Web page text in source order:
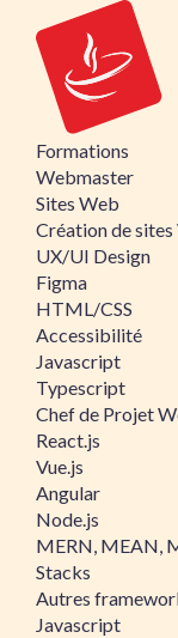
Formations
Webmaster
Sites Web
Création de sites
UX/UI Design
Figma
HTML/CSS
Accessibilité
Javascript
Typescript
Chef de Projet
React.js
Vue.js
Angular
Node.js
MERN, MEAN,
Stacks
Autres
Javascript